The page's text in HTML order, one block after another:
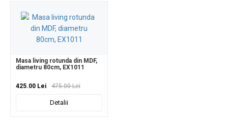
Masa living rotunda din MDF,
diametru 80cm, EX1011
425.00 Lei 475.00 Lei
Detalii